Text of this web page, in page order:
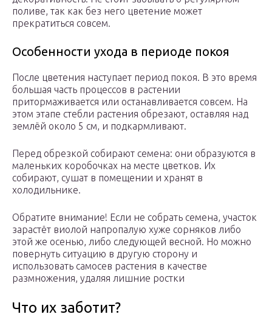
поливе, так как без него цветение может
прекратиться совсем.
Особенности ухода в периоде покоя
После цветения наступает период покоя. В это время
большая часть процессов в растении
притормаживается или останавливается совсем. На
этом этапе стебли растения обрезают, оставляя над
землёй около 5 см, и подкармливают.
Перед обрезкой собирают семена: они образуются в
маленьких коробочках на месте цветков. Их
собирают, сушат в помещении и хранят в
холодильнике.
Обратите внимание! Если не собрать семена, участок
зарастёт виолой напропалую хуже сорняков либо
этой же осенью, либо следующей весной. Но можно
повернуть ситуацию в другую сторону и
использовать самосев растения в качестве
размножения, удаляя лишние ростки
Что их заботит?